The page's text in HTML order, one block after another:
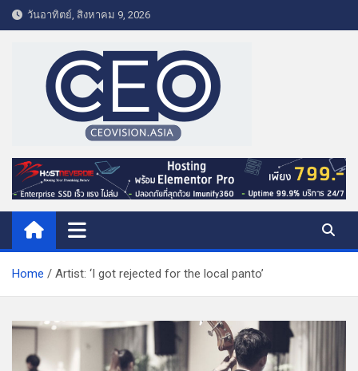
k
e
t
วันอาทิตย์, สิงหาคม 9, 2026
CEO VISION.ASIA
Business & Lifestyle
Home Artist: ‘I got rejected for the local panto’